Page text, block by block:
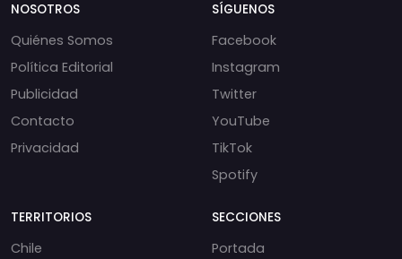
NOSOTROS
Quiénes Somos
Política Editorial
Publicidad
Contacto
Privacidad
SÍGUENOS
Facebook
Instagram
Twitter
YouTube
TikTok
Spotify
TERRITORIOS
Chile
SECCIONES
Portada